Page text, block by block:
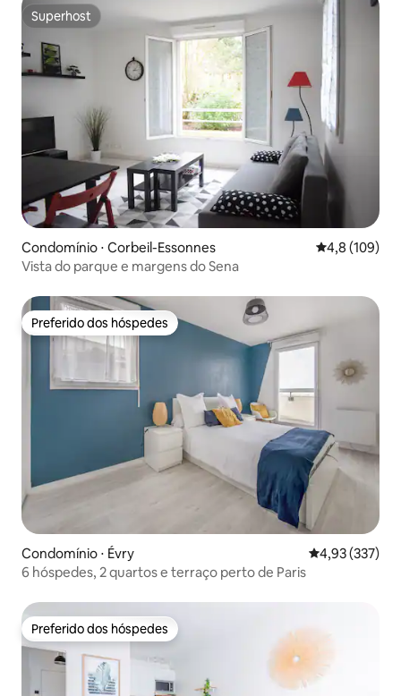
Superhost
Superhost
Condomínio ⋅ Corbeil-Essonnes 4,8 de uma
4,8 (109)
Vista do parque e margens do Sena
Preferido dos hóspedes
Preferido dos hóspedes
Condomínio ⋅ Évry 4,93 de uma
4,93 (337)
6 hóspedes, 2 quartos e terraço perto de Paris
Preferido dos hóspedes
Preferido dos hóspedes